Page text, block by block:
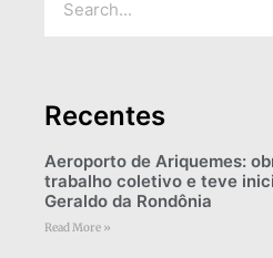
Recentes
Aeroporto de Ariquemes:
trabalho coletivo e teve
Geraldo da Rondônia
Read More »